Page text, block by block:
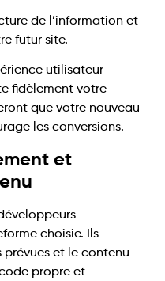
de l’information et
futur site.
utilisateur
fidèlement votre
que votre nouveau
les conversions.
et
choisie. Ils
et le contenu
propre et